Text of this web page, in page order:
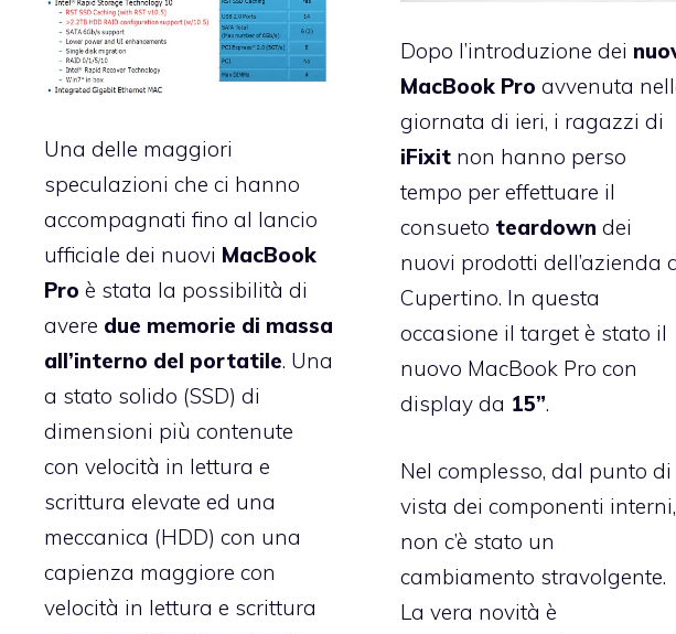
Una delle maggiori
speculazioni che ci hanno
accompagnati fino al lancio
ufficiale dei nuovi MacBook
Pro è stata la possibilità di
avere due memorie di massa
all’interno del portatile. Una
a stato solido (SSD) di
dimensioni più contenute
con velocità in lettura e
scrittura elevate ed una
meccanica (HDD) con una
capienza maggiore con
velocità in lettura e scrittura
Dopo l’introduzione dei
MacBook Pro avvenuta
giornata di ieri, i ragazzi di
iFixitnon hanno perso
tempo per effettuare il
consueto teardown dei
nuovi prodotti dell’azienda
Cupertino. In questa
occasione il target è stato il
nuovo MacBook Pro con
display da 15”.
Nel complesso, dal punto di
vista dei componenti interni,
non c’è stato un
cambiamento stravolgente.
La vera novità è